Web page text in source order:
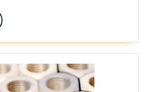
Concealers
Read